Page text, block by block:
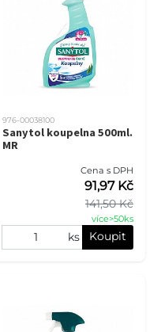
976-00038100
Sanytol koupelna 500ml.
MR
Cena s DPH
141,50 Kč
91,97 Kč
více>50ks
ks Koupit